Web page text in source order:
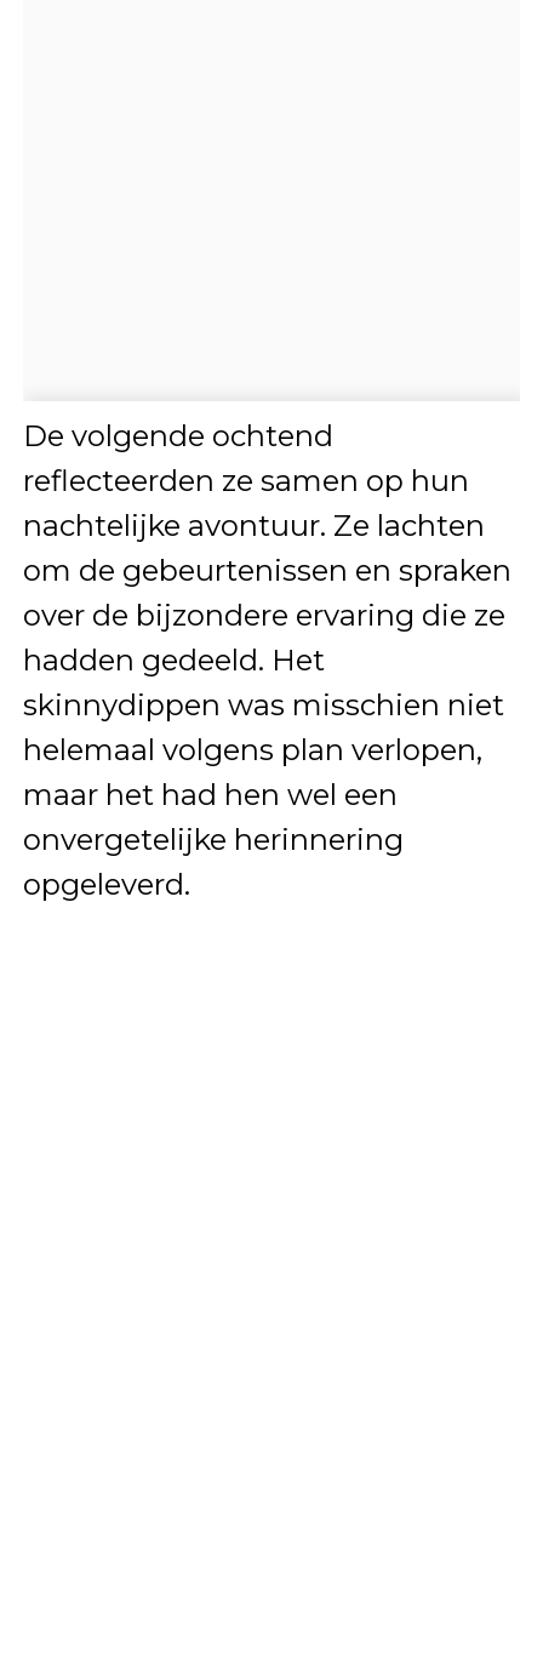
De volgende ochtend
reflecteerden ze samen op hun
nachtelijke avontuur. Ze lachten
om de gebeurtenissen en spraken
over de bijzondere ervaring die ze
hadden gedeeld. Het
skinnydippen was misschien niet
helemaal volgens plan verlopen,
maar het had hen wel een
onvergetelijke herinnering
opgeleverd.